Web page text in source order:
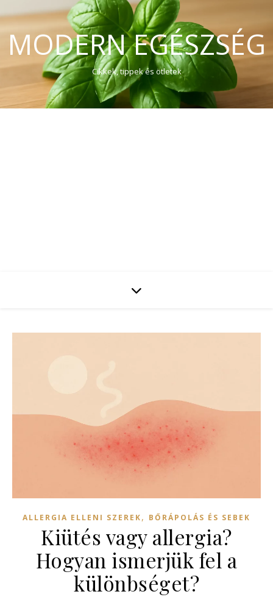
MODERN EGÉSZSÉG
Cikkek, tippek és ötletek
ALLERGIA ELLENI SZEREK, BŐRÁPOLÁS ÉS SEBEK
Kiütés vagy allergia?
Hogyan ismerjük fel a
különbséget?